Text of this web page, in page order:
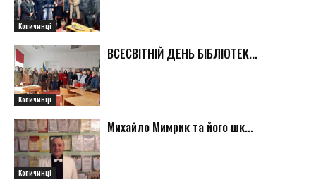
Копичинці
Копичинці
ВСЕСВІТНІЙ ДЕНЬ БІБЛІОТЕК...
Копичинці
Михайло Мимрик та його шк...